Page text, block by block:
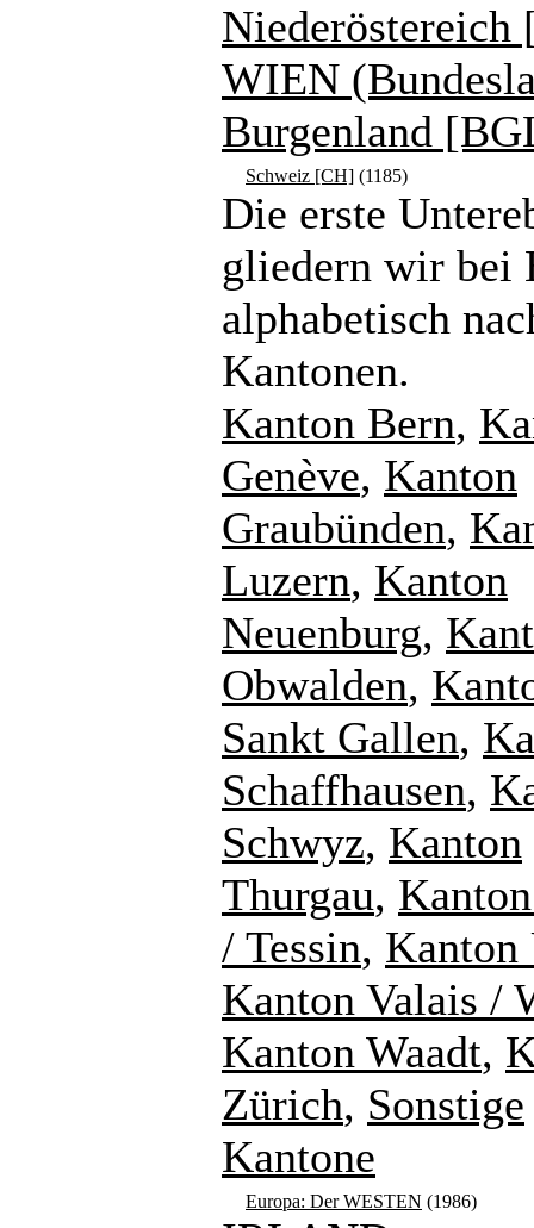
Niederöstereich
WIEN
Burgenland
Schweiz [CH] (1185)
Die erste
gliedern wir bei
alphabetisch
Kantonen.
Kanton Bern,
Genève, Kanton
Graubünden,
Luzern, Kanton
Neuenburg,
Obwalden,
Sankt Gallen,
Schaffhausen,
Schwyz, Kanton
Thurgau,
/ Tessin,
Kanton Valais /
Kanton Waadt,
Zürich, Sonstige
Kantone
Europa: Der WESTEN (1986)